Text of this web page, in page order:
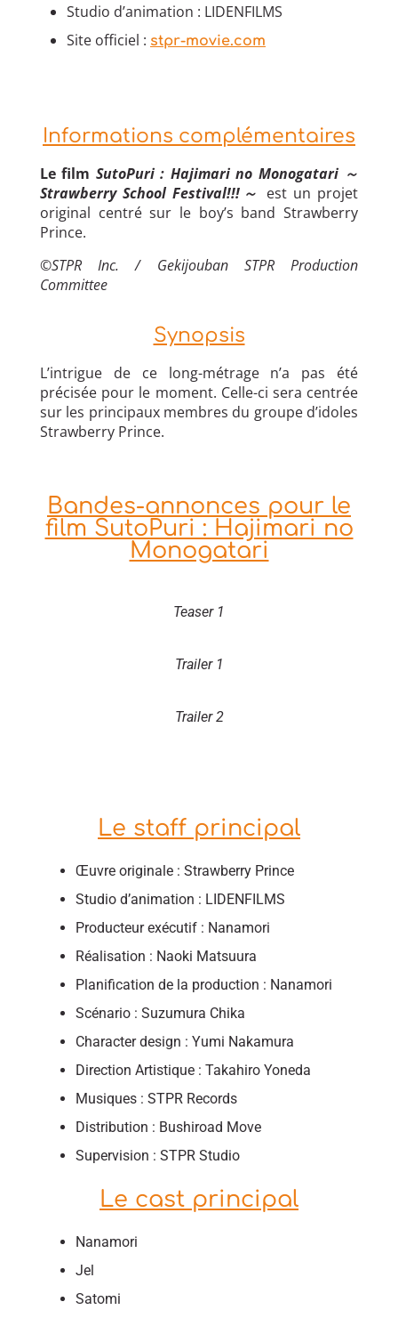
Studio d’animation : LIDENFILMS
Site officiel : stpr-movie.com
Informations complémentaires
Le film SutoPuri : Hajimari no Monogatari ～
Strawberry School Festival!!!～ est un projet
original centré sur le boy’s band Strawberry
Prince.
©STPR Inc. / Gekijouban STPR Production
Committee
Synopsis
L’intrigue de ce long-métrage n’a pas été
précisée pour le moment. Celle-ci sera centrée
sur les principaux membres du groupe d’idoles
Strawberry Prince.
Bandes-annonces pour le
film SutoPuri : Hajimari no
Monogatari
Teaser 1
Trailer 1
Trailer 2
Le staff principal
Œuvre originale : Strawberry Prince
Studio d’animation : LIDENFILMS
Producteur exécutif : Nanamori
Réalisation : Naoki Matsuura
Planification de la production : Nanamori
Scénario : Suzumura Chika
Character design : Yumi Nakamura
Direction Artistique : Takahiro Yoneda
Musiques : STPR Records
Distribution : Bushiroad Move
Supervision : STPR Studio
Le cast principal
Nanamori
Jel
Satomi